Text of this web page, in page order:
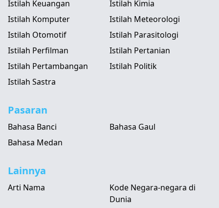
Istilah Keuangan
Istilah Kimia
Istilah Komputer
Istilah Meteorologi
Istilah Otomotif
Istilah Parasitologi
Istilah Perfilman
Istilah Pertanian
Istilah Pertambangan
Istilah Politik
Istilah Sastra
Pasaran
Bahasa Banci
Bahasa Gaul
Bahasa Medan
Lainnya
Arti Nama
Kode Negara-negara di
Dunia